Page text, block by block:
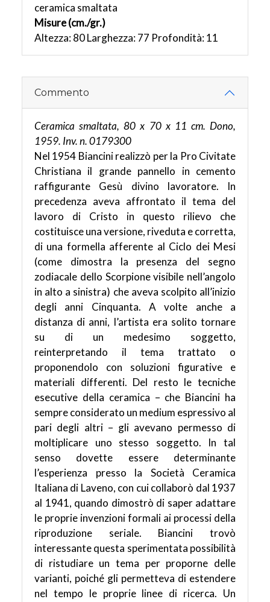
ceramica smaltata
Misure (cm./gr.)
Altezza: 80 Larghezza: 77 Profondità: 11
Commento
Ceramica smaltata, 80 x 70 x 11 cm. Dono,
1959. Inv. n. 0179300
Nel 1954 Biancini realizzò per la Pro Civitate
Christiana il grande pannello in cemento
raffigurante Gesù divino lavoratore. In
precedenza aveva affrontato il tema del
lavoro di Cristo in questo rilievo che
costituisce una versione, riveduta e corretta,
di una formella afferente al Ciclo dei Mesi
(come dimostra la presenza del segno
zodiacale dello Scorpione visibile nell’angolo
in alto a sinistra) che aveva scolpito all’inizio
degli anni Cinquanta. A volte anche a
distanza di anni, l’artista era solito tornare
su di un medesimo soggetto,
reinterpretando il tema trattato o
proponendolo con soluzioni figurative e
materiali differenti. Del resto le tecniche
esecutive della ceramica – che Biancini ha
sempre considerato un medium espressivo al
pari degli altri – gli avevano permesso di
moltiplicare uno stesso soggetto. In tal
senso dovette essere determinante
l’esperienza presso la Società Ceramica
Italiana di Laveno, con cui collaborò dal 1937
al 1941, quando dimostrò di saper adattare
le proprie invenzioni formali ai processi della
riproduzione seriale. Biancini trovò
interessante questa sperimentata possibilità
di ristudiare un tema per proporne delle
varianti, poiché gli permetteva di estendere
nel tempo le proprie linee di ricerca. Un